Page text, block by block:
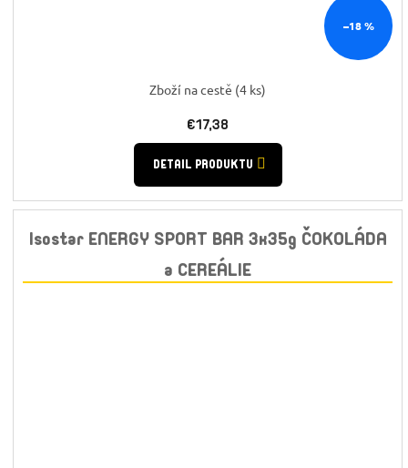
–18 %
Zboží na cestě (4 ks)
€17,38
DETAIL PRODUKTU
Isostar ENERGY SPORT BAR 3x35g ČOKOLÁDA
a CEREÁLIE